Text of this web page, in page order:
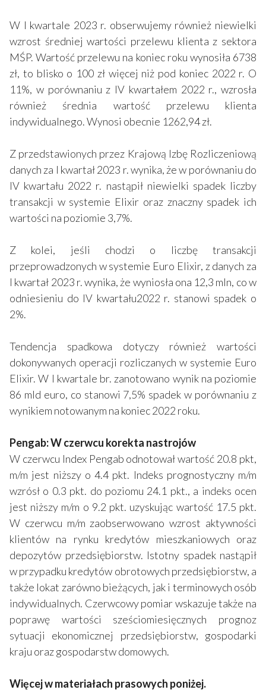
W I kwartale 2023 r. obserwujemy również niewielki
wzrost średniej wartości przelewu klienta z sektora
MŚP. Wartość przelewu na koniec roku wynosiła 6738
zł, to blisko o 100 zł więcej niż pod koniec 2022 r. O
11%, w porównaniu z IV kwartałem 2022 r., wzrosła
również średnia wartość przelewu klienta
indywidualnego. Wynosi obecnie 1262,94 zł.
Z przedstawionych przez Krajową Izbę Rozliczeniową
danych za I kwartał 2023 r. wynika, że w porównaniu do
IV kwartału 2022 r. nastąpił niewielki spadek liczby
transakcji w systemie Elixir oraz znaczny spadek ich
wartości na poziomie 3,7%.
Z kolei, jeśli chodzi o liczbę transakcji
przeprowadzonych w systemie Euro Elixir, z danych za
I kwartał 2023 r. wynika, że wyniosła ona 12,3 mln, co w
odniesieniu do IV kwartału2022 r. stanowi spadek o
2%.
Tendencja spadkowa dotyczy również wartości
dokonywanych operacji rozliczanych w systemie Euro
Elixir. W I kwartale br. zanotowano wynik na poziomie
86 mld euro, co stanowi 7,5% spadek w porównaniu z
wynikiem notowanym na koniec 2022 roku.
Pengab: W czerwcu korekta nastrojów
W czerwcu Index Pengab odnotował wartość 20.8 pkt,
m/m jest niższy o 4.4 pkt. Indeks prognostyczny m/m
wzrósł o 0.3 pkt. do poziomu 24.1 pkt., a indeks ocen
jest niższy m/m o 9.2 pkt. uzyskując wartość 17.5 pkt.
W czerwcu m/m zaobserwowano wzrost aktywności
klientów na rynku kredytów mieszkaniowych oraz
depozytów przedsiębiorstw. Istotny spadek nastąpił
w przypadku kredytów obrotowych przedsiębiorstw, a
także lokat zarówno bieżących, jak i terminowych osób
indywidualnych. Czerwcowy pomiar wskazuje także na
poprawę wartości sześciomiesięcznych prognoz
sytuacji ekonomicznej przedsiębiorstw, gospodarki
kraju oraz gospodarstw domowych.
Więcej w materiałach prasowych poniżej.